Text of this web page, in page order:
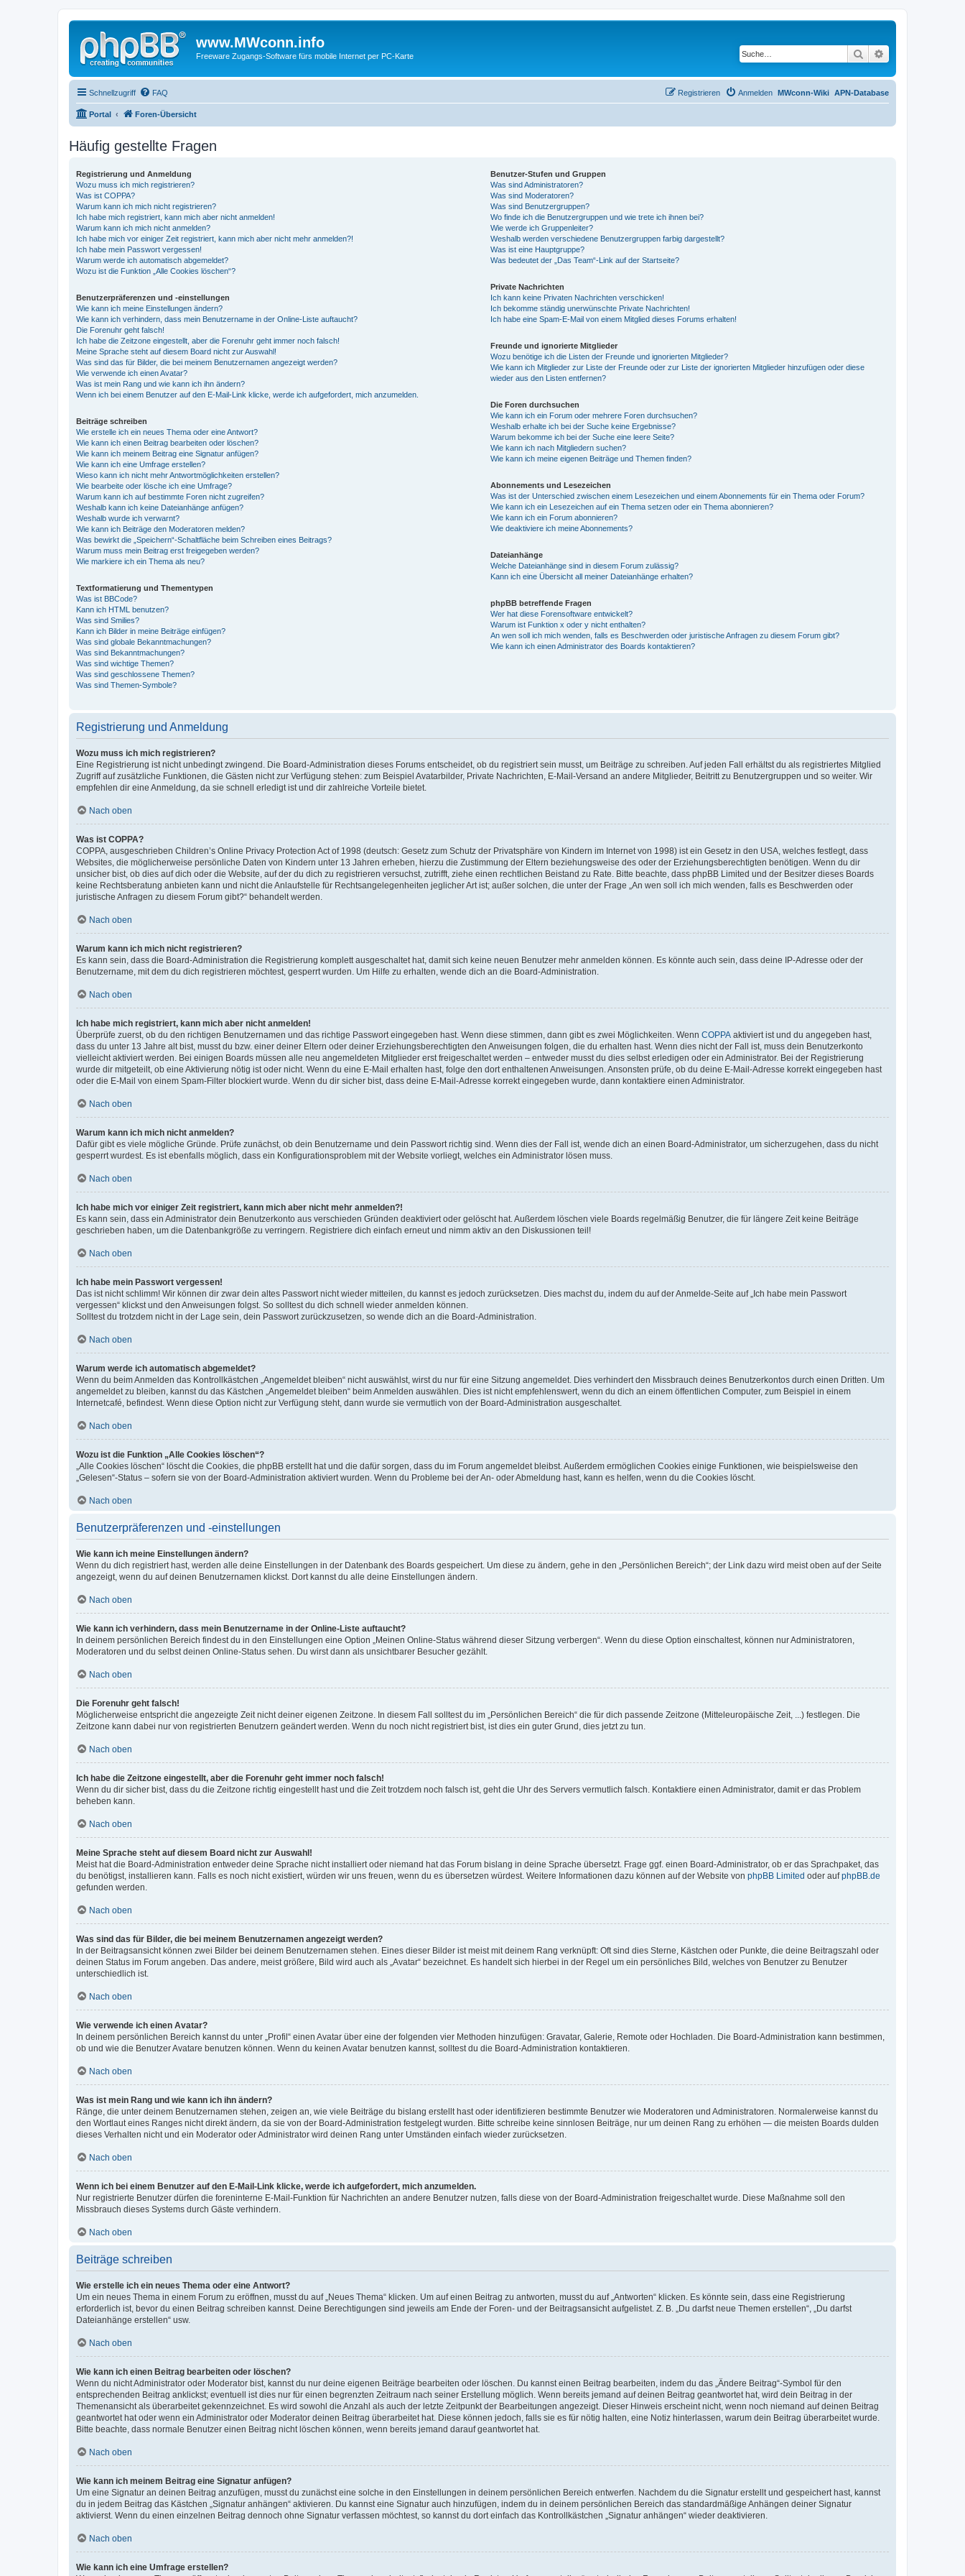
www.MWconn.info
Freeware Zugangs-Software fürs mobile Internet per PC-Karte Suche
Schnellzugriff FAQ APN-Database
MWconn-Wiki
Anmelden
Registrieren
Portal Foren-Übersicht
Häufig gestellte Fragen
Registrierung und Anmeldung
Wozu muss ich mich registrieren?
Was ist COPPA?
Warum kann ich mich nicht registrieren?
Ich habe mich registriert, kann mich aber nicht anmelden!
Warum kann ich mich nicht anmelden?
Ich habe mich vor einiger Zeit registriert, kann mich aber nicht mehr anmelden?!
Ich habe mein Passwort vergessen!
Warum werde ich automatisch abgemeldet?
Wozu ist die Funktion „Alle Cookies löschen“?
Benutzerpräferenzen und -einstellungen
Wie kann ich meine Einstellungen ändern?
Wie kann ich verhindern, dass mein Benutzername in der Online-Liste auftaucht?
Die Forenuhr geht falsch!
Ich habe die Zeitzone eingestellt, aber die Forenuhr geht immer noch falsch!
Meine Sprache steht auf diesem Board nicht zur Auswahl!
Was sind das für Bilder, die bei meinem Benutzernamen angezeigt werden?
Wie verwende ich einen Avatar?
Was ist mein Rang und wie kann ich ihn ändern?
Wenn ich bei einem Benutzer auf den E-Mail-Link klicke, werde ich aufgefordert, mich anzumelden.
Beiträge schreiben
Wie erstelle ich ein neues Thema oder eine Antwort?
Wie kann ich einen Beitrag bearbeiten oder löschen?
Wie kann ich meinem Beitrag eine Signatur anfügen?
Wie kann ich eine Umfrage erstellen?
Wieso kann ich nicht mehr Antwortmöglichkeiten erstellen?
Wie bearbeite oder lösche ich eine Umfrage?
Warum kann ich auf bestimmte Foren nicht zugreifen?
Weshalb kann ich keine Dateianhänge anfügen?
Weshalb wurde ich verwarnt?
Wie kann ich Beiträge den Moderatoren melden?
Was bewirkt die „Speichern“-Schaltfläche beim Schreiben eines Beitrags?
Warum muss mein Beitrag erst freigegeben werden?
Wie markiere ich ein Thema als neu?
Textformatierung und Thementypen
Was ist BBCode?
Kann ich HTML benutzen?
Was sind Smilies?
Kann ich Bilder in meine Beiträge einfügen?
Was sind globale Bekanntmachungen?
Was sind Bekanntmachungen?
Was sind wichtige Themen?
Was sind geschlossene Themen?
Was sind Themen-Symbole?
Benutzer-Stufen und Gruppen
Was sind Administratoren?
Was sind Moderatoren?
Was sind Benutzergruppen?
Wo finde ich die Benutzergruppen und wie trete ich ihnen bei?
Wie werde ich Gruppenleiter?
Weshalb werden verschiedene Benutzergruppen farbig dargestellt?
Was ist eine Hauptgruppe?
Was bedeutet der „Das Team“-Link auf der Startseite?
Private Nachrichten
Ich kann keine Privaten Nachrichten verschicken!
Ich bekomme ständig unerwünschte Private Nachrichten!
Ich habe eine Spam-E-Mail von einem Mitglied dieses Forums erhalten!
Freunde und ignorierte Mitglieder
Wozu benötige ich die Listen der Freunde und ignorierten Mitglieder?
Wie kann ich Mitglieder zur Liste der Freunde oder zur Liste der ignorierten Mitglieder hinzufügen oder diese
wieder aus den Listen entfernen?
Die Foren durchsuchen
Wie kann ich ein Forum oder mehrere Foren durchsuchen?
Weshalb erhalte ich bei der Suche keine Ergebnisse?
Warum bekomme ich bei der Suche eine leere Seite?
Wie kann ich nach Mitgliedern suchen?
Wie kann ich meine eigenen Beiträge und Themen finden?
Abonnements und Lesezeichen
Was ist der Unterschied zwischen einem Lesezeichen und einem Abonnements für ein Thema oder Forum?
Wie kann ich ein Lesezeichen auf ein Thema setzen oder ein Thema abonnieren?
Wie kann ich ein Forum abonnieren?
Wie deaktiviere ich meine Abonnements?
Dateianhänge
Welche Dateianhänge sind in diesem Forum zulässig?
Kann ich eine Übersicht all meiner Dateianhänge erhalten?
phpBB betreffende Fragen
Wer hat diese Forensoftware entwickelt?
Warum ist Funktion x oder y nicht enthalten?
An wen soll ich mich wenden, falls es Beschwerden oder juristische Anfragen zu diesem Forum gibt?
Wie kann ich einen Administrator des Boards kontaktieren?
Registrierung und Anmeldung
Wozu muss ich mich registrieren?
Eine Registrierung ist nicht unbedingt zwingend. Die Board-Administration dieses Forums entscheidet, ob du registriert sein musst, um Beiträge zu schreiben. Auf jeden Fall erhältst du als registriertes Mitglied
Zugriff auf zusätzliche Funktionen, die Gästen nicht zur Verfügung stehen: zum Beispiel Avatarbilder, Private Nachrichten, E-Mail-Versand an andere Mitglieder, Beitritt zu Benutzergruppen und so weiter. Wir
empfehlen dir eine Anmeldung, da sie schnell erledigt ist und dir zahlreiche Vorteile bietet.
Nach oben
Was ist COPPA?
COPPA, ausgeschrieben Children’s Online Privacy Protection Act of 1998 (deutsch: Gesetz zum Schutz der Privatsphäre von Kindern im Internet von 1998) ist ein Gesetz in den USA, welches festlegt, dass
Websites, die möglicherweise persönliche Daten von Kindern unter 13 Jahren erheben, hierzu die Zustimmung der Eltern beziehungsweise des oder der Erziehungsberechtigten benötigen. Wenn du dir
unsicher bist, ob dies auf dich oder die Website, auf der du dich zu registrieren versuchst, zutrifft, ziehe einen rechtlichen Beistand zu Rate. Bitte beachte, dass phpBB Limited und der Besitzer dieses Boards
keine Rechtsberatung anbieten kann und nicht die Anlaufstelle für Rechtsangelegenheiten jeglicher Art ist; außer solchen, die unter der Frage „An wen soll ich mich wenden, falls es Beschwerden oder
juristische Anfragen zu diesem Forum gibt?“ behandelt werden.
Nach oben
Warum kann ich mich nicht registrieren?
Es kann sein, dass die Board-Administration die Registrierung komplett ausgeschaltet hat, damit sich keine neuen Benutzer mehr anmelden können. Es könnte auch sein, dass deine IP-Adresse oder der
Benutzername, mit dem du dich registrieren möchtest, gesperrt wurden. Um Hilfe zu erhalten, wende dich an die Board-Administration.
Nach oben
Ich habe mich registriert, kann mich aber nicht anmelden!
Überprüfe zuerst, ob du den richtigen Benutzernamen und das richtige Passwort eingegeben hast. Wenn diese stimmen, dann gibt es zwei Möglichkeiten. Wenn COPPA aktiviert ist und du angegeben hast,
dass du unter 13 Jahre alt bist, musst du bzw. einer deiner Eltern oder deiner Erziehungsberechtigten den Anweisungen folgen, die du erhalten hast. Wenn dies nicht der Fall ist, muss dein Benutzerkonto
vielleicht aktiviert werden. Bei einigen Boards müssen alle neu angemeldeten Mitglieder erst freigeschaltet werden – entweder musst du dies selbst erledigen oder ein Administrator. Bei der Registrierung
wurde dir mitgeteilt, ob eine Aktivierung nötig ist oder nicht. Wenn du eine E-Mail erhalten hast, folge den dort enthaltenen Anweisungen. Ansonsten prüfe, ob du deine E-Mail-Adresse korrekt eingegeben hast
oder die E-Mail von einem Spam-Filter blockiert wurde. Wenn du dir sicher bist, dass deine E-Mail-Adresse korrekt eingegeben wurde, dann kontaktiere einen Administrator.
Nach oben
Warum kann ich mich nicht anmelden?
Dafür gibt es viele mögliche Gründe. Prüfe zunächst, ob dein Benutzername und dein Passwort richtig sind. Wenn dies der Fall ist, wende dich an einen Board-Administrator, um sicherzugehen, dass du nicht
gesperrt wurdest. Es ist ebenfalls möglich, dass ein Konfigurationsproblem mit der Website vorliegt, welches ein Administrator lösen muss.
Nach oben
Ich habe mich vor einiger Zeit registriert, kann mich aber nicht mehr anmelden?!
Es kann sein, dass ein Administrator dein Benutzerkonto aus verschieden Gründen deaktiviert oder gelöscht hat. Außerdem löschen viele Boards regelmäßig Benutzer, die für längere Zeit keine Beiträge
geschrieben haben, um die Datenbankgröße zu verringern. Registriere dich einfach erneut und nimm aktiv an den Diskussionen teil!
Nach oben
Ich habe mein Passwort vergessen!
Das ist nicht schlimm! Wir können dir zwar dein altes Passwort nicht wieder mitteilen, du kannst es jedoch zurücksetzen. Dies machst du, indem du auf der Anmelde-Seite auf „Ich habe mein Passwort
vergessen“ klickst und den Anweisungen folgst. So solltest du dich schnell wieder anmelden können.
Solltest du trotzdem nicht in der Lage sein, dein Passwort zurückzusetzen, so wende dich an die Board-Administration.
Nach oben
Warum werde ich automatisch abgemeldet?
Wenn du beim Anmelden das Kontrollkästchen „Angemeldet bleiben“ nicht auswählst, wirst du nur für eine Sitzung angemeldet. Dies verhindert den Missbrauch deines Benutzerkontos durch einen Dritten. Um
angemeldet zu bleiben, kannst du das Kästchen „Angemeldet bleiben“ beim Anmelden auswählen. Dies ist nicht empfehlenswert, wenn du dich an einem öffentlichen Computer, zum Beispiel in einem
Internetcafé, befindest. Wenn diese Option nicht zur Verfügung steht, dann wurde sie vermutlich von der Board-Administration ausgeschaltet.
Nach oben
Wozu ist die Funktion „Alle Cookies löschen“?
„Alle Cookies löschen“ löscht die Cookies, die phpBB erstellt hat und die dafür sorgen, dass du im Forum angemeldet bleibst. Außerdem ermöglichen Cookies einige Funktionen, wie beispielsweise den
„Gelesen“-Status – sofern sie von der Board-Administration aktiviert wurden. Wenn du Probleme bei der An- oder Abmeldung hast, kann es helfen, wenn du die Cookies löscht.
Nach oben
Benutzerpräferenzen und -einstellungen
Wie kann ich meine Einstellungen ändern?
Wenn du dich registriert hast, werden alle deine Einstellungen in der Datenbank des Boards gespeichert. Um diese zu ändern, gehe in den „Persönlichen Bereich“; der Link dazu wird meist oben auf der Seite
angezeigt, wenn du auf deinen Benutzernamen klickst. Dort kannst du alle deine Einstellungen ändern.
Nach oben
Wie kann ich verhindern, dass mein Benutzername in der Online-Liste auftaucht?
In deinem persönlichen Bereich findest du in den Einstellungen eine Option „Meinen Online-Status während dieser Sitzung verbergen“. Wenn du diese Option einschaltest, können nur Administratoren,
Moderatoren und du selbst deinen Online-Status sehen. Du wirst dann als unsichtbarer Besucher gezählt.
Nach oben
Die Forenuhr geht falsch!
Möglicherweise entspricht die angezeigte Zeit nicht deiner eigenen Zeitzone. In diesem Fall solltest du im „Persönlichen Bereich“ die für dich passende Zeitzone (Mitteleuropäische Zeit, ...) festlegen. Die
Zeitzone kann dabei nur von registrierten Benutzern geändert werden. Wenn du noch nicht registriert bist, ist dies ein guter Grund, dies jetzt zu tun.
Nach oben
Ich habe die Zeitzone eingestellt, aber die Forenuhr geht immer noch falsch!
Wenn du dir sicher bist, dass du die Zeitzone richtig eingestellt hast und die Zeit trotzdem noch falsch ist, geht die Uhr des Servers vermutlich falsch. Kontaktiere einen Administrator, damit er das Problem
beheben kann.
Nach oben
Meine Sprache steht auf diesem Board nicht zur Auswahl!
Meist hat die Board-Administration entweder deine Sprache nicht installiert oder niemand hat das Forum bislang in deine Sprache übersetzt. Frage ggf. einen Board-Administrator, ob er das Sprachpaket, das
du benötigst, installieren kann. Falls es noch nicht existiert, würden wir uns freuen, wenn du es übersetzen würdest. Weitere Informationen dazu können auf der Website von phpBB Limited oder aufphpBB.de
gefunden werden.
Nach oben
Was sind das für Bilder, die bei meinem Benutzernamen angezeigt werden?
In der Beitragsansicht können zwei Bilder bei deinem Benutzernamen stehen. Eines dieser Bilder ist meist mit deinem Rang verknüpft: Oft sind dies Sterne, Kästchen oder Punkte, die deine Beitragszahl oder
deinen Status im Forum angeben. Das andere, meist größere, Bild wird auch als „Avatar“ bezeichnet. Es handelt sich hierbei in der Regel um ein persönliches Bild, welches von Benutzer zu Benutzer
unterschiedlich ist.
Nach oben
Wie verwende ich einen Avatar?
In deinem persönlichen Bereich kannst du unter „Profil“ einen Avatar über eine der folgenden vier Methoden hinzufügen: Gravatar, Galerie, Remote oder Hochladen. Die Board-Administration kann bestimmen,
ob und wie die Benutzer Avatare benutzen können. Wenn du keinen Avatar benutzen kannst, solltest du die Board-Administration kontaktieren.
Nach oben
Was ist mein Rang und wie kann ich ihn ändern?
Ränge, die unter deinem Benutzernamen stehen, zeigen an, wie viele Beiträge du bislang erstellt hast oder identifizieren bestimmte Benutzer wie Moderatoren und Administratoren. Normalerweise kannst du
den Wortlaut eines Ranges nicht direkt ändern, da sie von der Board-Administration festgelegt wurden. Bitte schreibe keine sinnlosen Beiträge, nur um deinen Rang zu erhöhen — die meisten Boards dulden
dieses Verhalten nicht und ein Moderator oder Administrator wird deinen Rang unter Umständen einfach wieder zurücksetzen.
Nach oben
Wenn ich bei einem Benutzer auf den E-Mail-Link klicke, werde ich aufgefordert, mich anzumelden.
Nur registrierte Benutzer dürfen die foreninterne E-Mail-Funktion für Nachrichten an andere Benutzer nutzen, falls diese von der Board-Administration freigeschaltet wurde. Diese Maßnahme soll den
Missbrauch dieses Systems durch Gäste verhindern.
Nach oben
Beiträge schreiben
Wie erstelle ich ein neues Thema oder eine Antwort?
Um ein neues Thema in einem Forum zu eröffnen, musst du auf „Neues Thema“ klicken. Um auf einen Beitrag zu antworten, musst du auf „Antworten“ klicken. Es könnte sein, dass eine Registrierung
erforderlich ist, bevor du einen Beitrag schreiben kannst. Deine Berechtigungen sind jeweils am Ende der Foren- und der Beitragsansicht aufgelistet. Z. B. „Du darfst neue Themen erstellen“, „Du darfst
Dateianhänge erstellen“ usw.
Nach oben
Wie kann ich einen Beitrag bearbeiten oder löschen?
Wenn du nicht Administrator oder Moderator bist, kannst du nur deine eigenen Beiträge bearbeiten oder löschen. Du kannst einen Beitrag bearbeiten, indem du das „Ändere Beitrag“-Symbol für den
entsprechenden Beitrag anklickst; eventuell ist dies nur für einen begrenzten Zeitraum nach seiner Erstellung möglich. Wenn bereits jemand auf deinen Beitrag geantwortet hat, wird dein Beitrag in der
Themenansicht als überarbeitet gekennzeichnet. Es wird sowohl die Anzahl als auch der letzte Zeitpunkt der Bearbeitungen angezeigt. Dieser Hinweis erscheint nicht, wenn noch niemand auf deinen Beitrag
geantwortet hat oder wenn ein Administrator oder Moderator deinen Beitrag überarbeitet hat. Diese können jedoch, falls sie es für nötig halten, eine Notiz hinterlassen, warum dein Beitrag überarbeitet wurde.
Bitte beachte, dass normale Benutzer einen Beitrag nicht löschen können, wenn bereits jemand darauf geantwortet hat.
Nach oben
Wie kann ich meinem Beitrag eine Signatur anfügen?
Um eine Signatur an deinen Beitrag anzufügen, musst du zunächst eine solche in den Einstellungen in deinem persönlichen Bereich entwerfen. Nachdem du die Signatur erstellt und gespeichert hast, kannst
du in jedem Beitrag das Kästchen „Signatur anhängen“ aktivieren. Du kannst eine Signatur auch hinzufügen, indem du in deinem persönlichen Bereich das standardmäßige Anhängen deiner Signatur
aktivierst. Wenn du einen einzelnen Beitrag dennoch ohne Signatur verfassen möchtest, so kannst du dort einfach das Kontrollkästchen „Signatur anhängen“ wieder deaktivieren.
Nach oben
Wie kann ich eine Umfrage erstellen?